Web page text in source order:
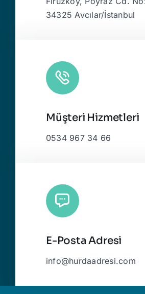
34325 Avcılar/İstanbul
Müşteri Hizmetleri
0534 967 34 66
E-Posta Adresi
info@hurdaadresi.com